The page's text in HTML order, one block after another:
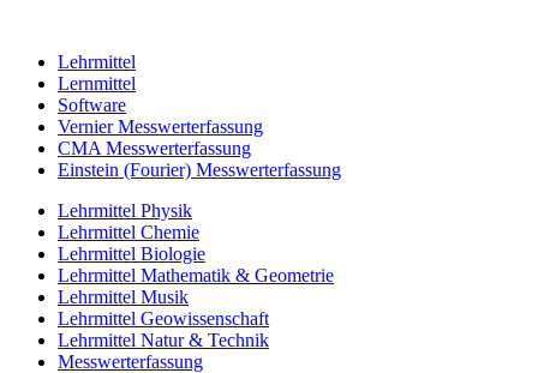
Lehrmittel
Lernmittel
Software
Vernier Messwerterfassung
CMA Messwerterfassung
Einstein (Fourier) Messwerterfassung
Lehrmittel Physik
Lehrmittel Chemie
Lehrmittel Biologie
Lehrmittel Mathematik & Geometrie
Lehrmittel Musik
Lehrmittel Geowissenschaft
Lehrmittel Natur & Technik
Messwerterfassung